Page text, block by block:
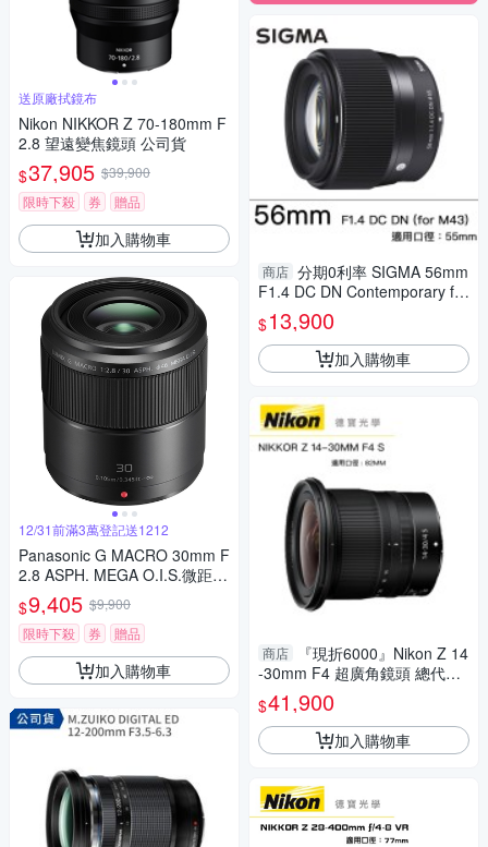
送原廠拭鏡布
Nikon NIKKOR Z 70-180mm F
2.8 望遠變焦鏡頭 公司貨
$37,905 $39,900
限時下殺
券 贈品
加入購物車
12/31前滿3萬登記送1212
Panasonic G MACRO 30mm F
2.8 ASPH. MEGA O.I.S.微距鏡
頭 公司貨
$9,405 $9,900
限時下殺
券 贈品
加入購物車
商店 分期0利率 SIGMA 56mm
F1.4 DC DN Contemporary for
M43接環 恆伸公司貨 微單眼 人
像街拍 德寶光學
$13,900
加入購物車
商店
『現折6000』Nikon Z 14
-30mm F4 超廣角鏡頭 總代理
公司貨 德寶光學 雲海季
$41,900
加入購物車